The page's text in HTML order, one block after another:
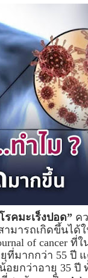
รคมะเร็งปอด” ค
มารถเกิดขึ้นได้
of cancer
ที่มากกว่า 55 ปี
ยกว่าอายุ 35